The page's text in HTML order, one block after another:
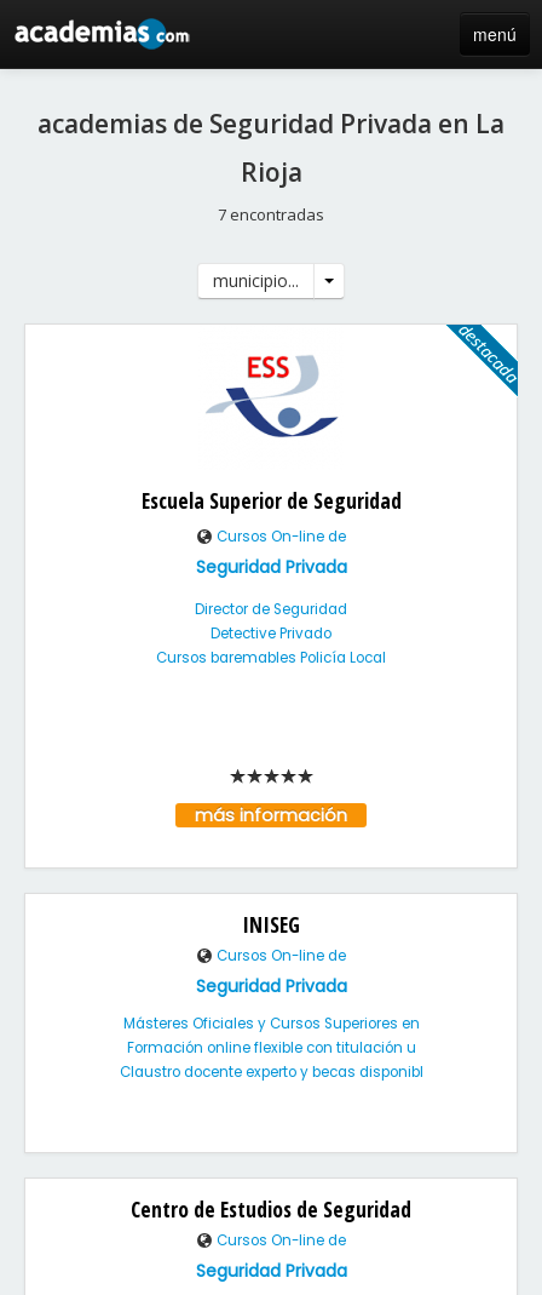
menú
blog
academias de Seguridad Privada en La
Rioja
7 encontradas
municipio...
Escuela Superior de Seguridad
Cursos On-line de
Seguridad Privada
Director de Seguridad
Detective Privado
Cursos baremables Policía Local
más información
INISEG
Cursos On-line de
Seguridad Privada
Másteres Oficiales y Cursos Superiores en
Formación online flexible con titulación u
Claustro docente experto y becas disponibl
Centro de Estudios de Seguridad
Cursos On-line de
Seguridad Privada